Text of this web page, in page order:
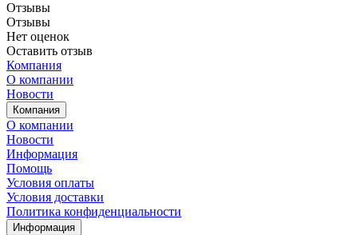
Отзывы
Отзывы
Нет оценок
Оставить отзыв
Компания
О компании
Новости
Компания
О компании
Новости
Информация
Помощь
Условия оплаты
Условия доставки
Политика конфиденциальности
Информация